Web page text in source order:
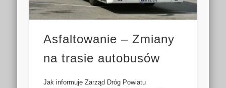
Asfaltowanie – Zmiany
na trasie autobusów
Jak informuje Zarząd Dróg Powiatu